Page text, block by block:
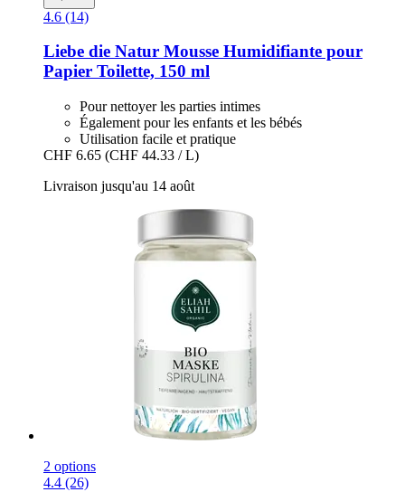
4.6 (14)
Liebe die Natur Mousse Humidifiante pour
Papier Toilette, 150 ml
Pour nettoyer les parties intimes
Également pour les enfants et les bébés
Utilisation facile et pratique
CHF 6.65 (CHF 44.33 / L)
Livraison jusqu'au 14 août
2 options
4.4 (26)